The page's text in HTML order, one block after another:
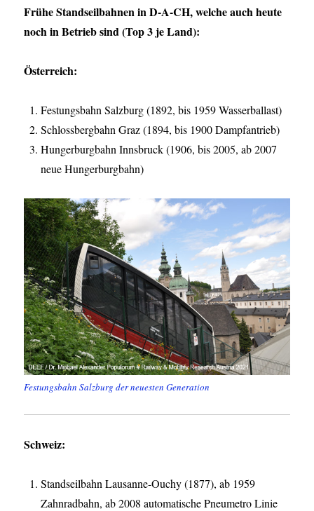
Frühe Standseilbahnen in D-A-CH, welche auch heute
noch in Betrieb sind (Top 3 je Land):
Österreich:
Festungsbahn Salzburg (1892, bis 1959 Wasserballast)
Schlossbergbahn Graz (1894, bis 1900 Dampfantrieb)
Hungerburgbahn Innsbruck (1906, bis 2005, ab 2007
neue Hungerburgbahn)
Festungsbahn Salzburg der neuesten Generation
Schweiz:
Standseilbahn Lausanne-Ouchy (1877), ab 1959
Zahnradbahn, ab 2008 automatische Pneumetro Linie